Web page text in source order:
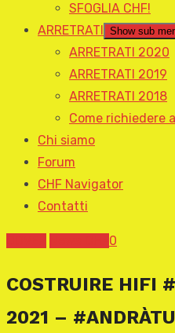
SFOGLIA CHF!
ARRETRATI
Show sub
ARRETRATI 2020
ARRETRATI 2019
ARRETRATI 2018
Come richiedere
Chi siamo
Forum
CHF Navigator
Contatti
0
COSTRUIRE HIFI
2021 –